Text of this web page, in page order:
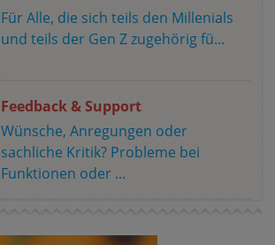
Für Alle, die sich teils den Millenials
und teils der Gen Z zugehörig fü...
Feedback & Support
Wünsche, Anregungen oder
sachliche Kritik? Probleme bei
Funktionen oder ...